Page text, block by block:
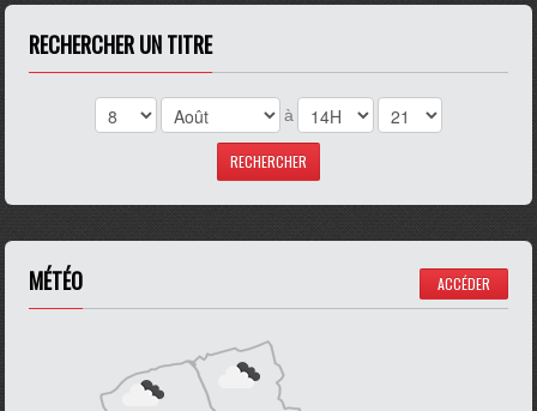
RECHERCHER UN TITRE
à
MÉTÉO ACCÉDER